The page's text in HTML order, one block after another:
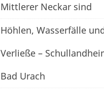
Mittlerer Neckar sind
Höhlen, Wasserfälle
Verließe –
Bad Urach